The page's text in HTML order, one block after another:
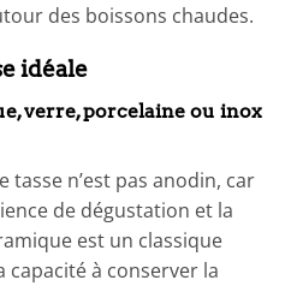
des boissons chaudes.
idéale
verre, porcelaine ou inox
tasse n’est pas anodin, car
de dégustation et la
est un classique
à conserver la